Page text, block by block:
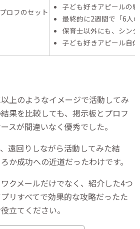
ロフのセット
子ども好きアピールの
最終的に2週間で「6人
保育士以外にも、シン
子ども好きアピール自
上のようなイメージで活動してみ
果を比較しても、掲示板とプロフ
スが間違いなく優秀でした。
遠回りしながら活動してみた結
か成功への近道だったわけです。
クメールだけでなく、紹介した4つ
リすべてで効果的な攻略だったた
立てください。